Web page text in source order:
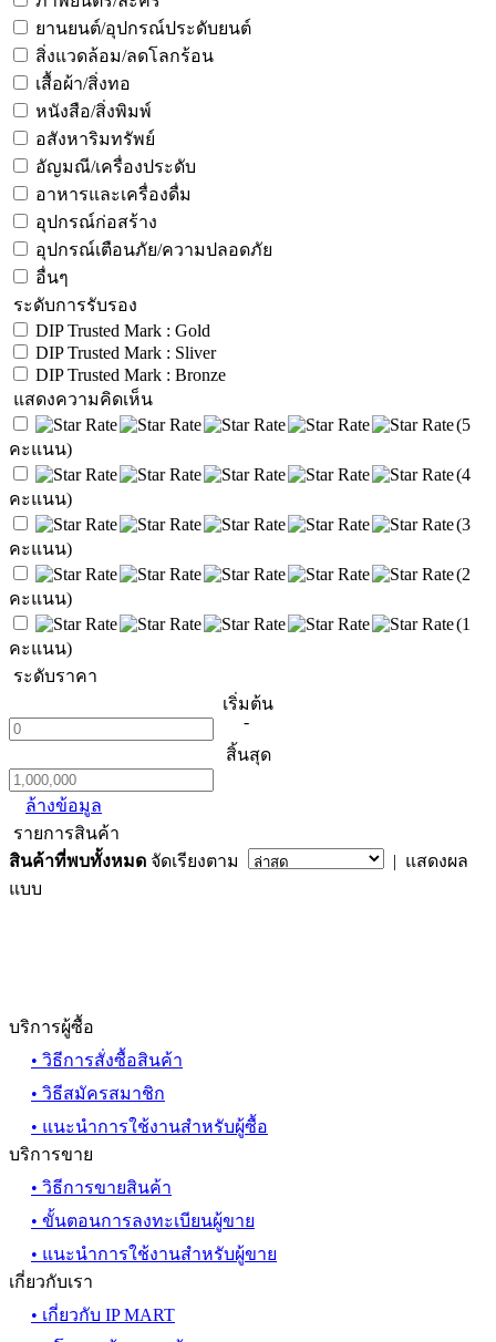
ยานยนต์/อุปกรณ์ประดับยนต์
สิ่งแวดล้อม/ลดโลกร้อน
เสื้อผ้า/สิ่งทอ
หนังสือ/สิ่งพิมพ์
อสังหาริมทรัพย์
อัญมณี/เครื่องประดับ
อาหารและเครื่องดื่ม
อุปกรณ์ก่อสร้าง
อุปกรณ์เตือนภัย/ความปลอดภัย
อื่นๆ
ระดับการรับรอง
DIP Trusted Mark : Gold
DIP Trusted Mark : Sliver
DIP Trusted Mark : Bronze
แสดงความคิดเห็น
(5
คะแนน)
(4
คะแนน)
(3
คะแนน)
(2
คะแนน)
(1
คะแนน)
ระดับราคา
เริ่มต้น
สิ้นสุด
-
ล้างข้อมูล
รายการสินค้า
สินค้าที่พบทั้งหมด จัดเรียงตาม
| แสดงผล
แบบ
บริการผู้ซื้อ
• วิธีการสั่งซื้อสินค้า
• วิธีสมัครสมาชิก
• แนะนำการใช้งานสำหรับผู้ซื้อ
บริการขาย
• วิธีการขายสินค้า
• ขั้นตอนการลงทะเบียนผู้ขาย
• แนะนำการใช้งานสำหรับผู้ขาย
เกี่ยวกับเรา
• เกี่ยวกับ IP MART